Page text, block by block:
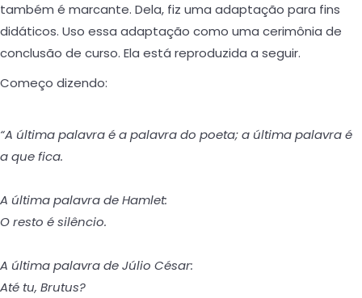
também é marcante. Dela, fiz uma adaptação para fins
didáticos. Uso essa adaptação como uma cerimônia de
conclusão de curso. Ela está reproduzida a seguir.
Começo dizendo:
“A última palavra é a palavra do poeta; a última palavra é
a que fica.
A última palavra de Hamlet:
O resto é silêncio.
A última palavra de Júlio César:
Até tu, Brutus?